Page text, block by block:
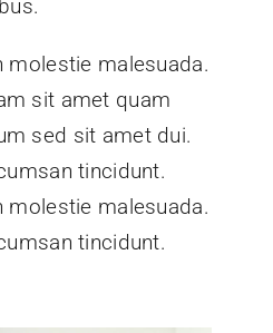
molestie malesuada.
sit amet quam
sed sit amet dui.
tincidunt.
molestie malesuada.
tincidunt.